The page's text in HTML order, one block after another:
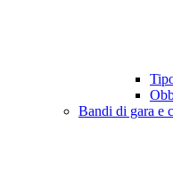
Bandi di gara e